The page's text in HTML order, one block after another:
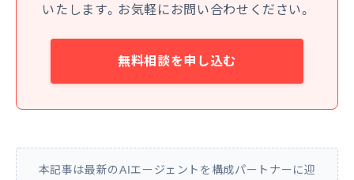
いたします。お気軽にお問い合わせください。
無料相談を申し込む
本記事は最新のAIエージェントを構成パートナーに迎